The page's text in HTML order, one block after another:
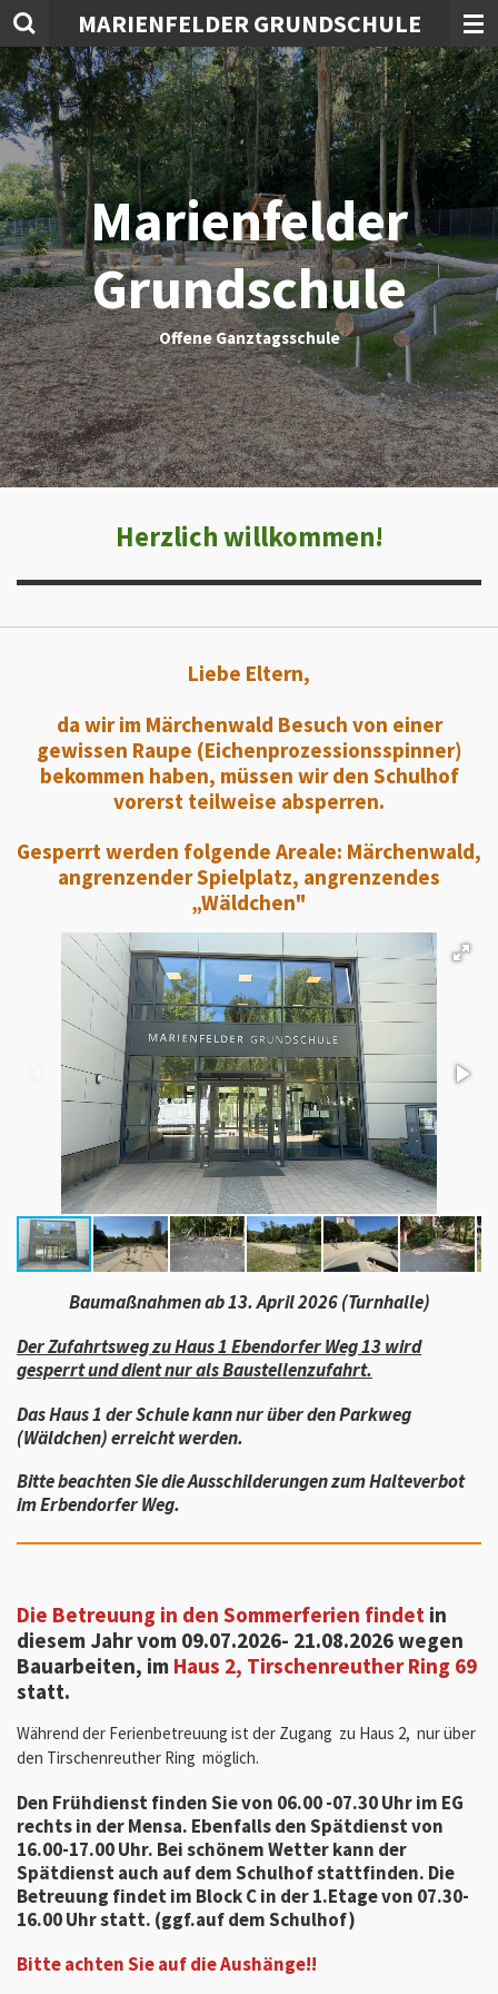
Zum
Hauptinhalt
springen
MARIENFELDER GRUNDSCHULE
Marienfelder
Grundschule
Offene Ganztagsschule
Herzlich willkommen!
Liebe Eltern,
da wir im Märchenwald Besuch von einer
gewissen Raupe (Eichenprozessionsspinner)
bekommen haben, müssen wir den Schulhof
vorerst teilweise absperren.
Gesperrt werden folgende Areale: Märchenwald,
angrenzender Spielplatz, angrenzendes
„Wäldchen"
Baumaßnahmen ab 13. April 2026 (Turnhalle)
DerZufahrtsweg zu Haus 1Ebendorfer Weg 13 wird
gesperrt und dient nur als Baustellenzufahrt.
Das Haus 1 der Schule kann nur über den Parkweg
(Wäldchen) erreicht werden.
Bitte beachten Sie die Ausschilderungen zum Halteverbot
im Erbendorfer Weg.
Die Betreuung in den Sommerferien findet in
diesem Jahr vom 09.07.2026- 21.08.2026 wegen
Bauarbeiten, im Haus 2, Tirschenreuther Ring 69
statt.
Während der Ferienbetreuung ist der Zugang zu Haus 2, nur über
den Tirschenreuther Ring möglich.
Den Frühdienst finden Sie von 06.00 -07.30 Uhr im EG
rechts in der Mensa. Ebenfalls den Spätdienst von
16.00-17.00 Uhr. Bei schönem Wetter kann der
Spätdienst auch auf dem Schulhof stattfinden. Die
Betreuung findet im Block C in der 1.Etage von 07.30-
16.00 Uhr statt. (ggf.auf dem Schulhof)
Bitte achten Sie auf die Aushänge!!